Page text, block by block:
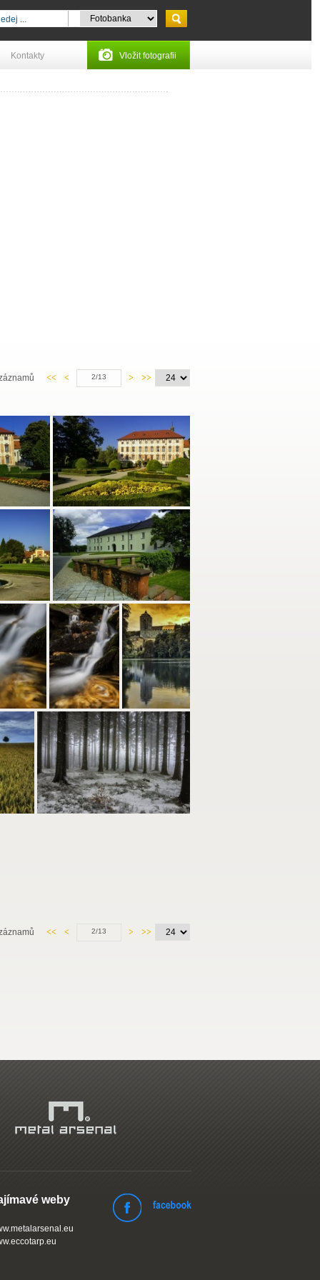
Kontakty Vložit fotografii
>>
>
2/13
<
<<
>>
>
2/13
<
<<
weby